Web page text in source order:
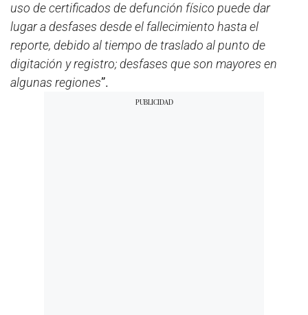
uso de certificados de defunción físico puede dar
lugar a desfases desde el fallecimiento hasta el
reporte, debido al tiempo de traslado al punto de
digitación y registro; desfases que son mayores en
algunas regiones”.